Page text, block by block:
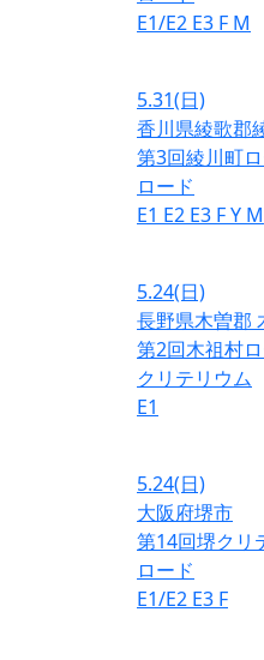
E1/E2 E3 F M
5.31(日)
香川県綾歌郡
第3回綾川町
ロード
E1 E2 E3 FY M
5.24(日)
長野県木曽郡
第2回木祖村
クリテリウム
E1
5.24(日)
大阪府堺市
第14回堺クリ
ロード
E1/E2 E3 F